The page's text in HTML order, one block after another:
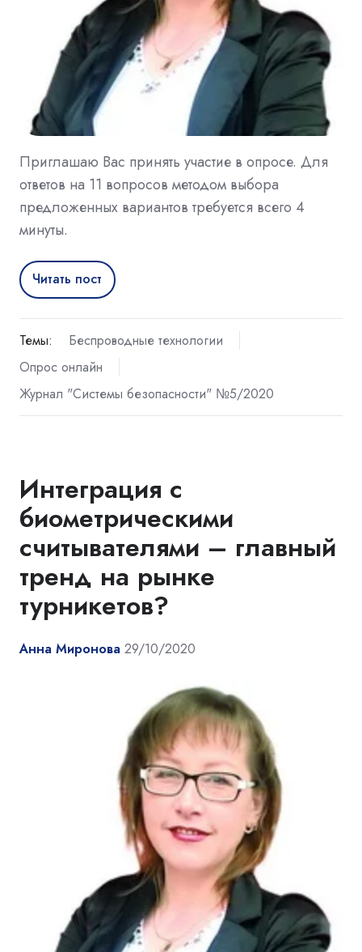
Приглашаю Вас принять участие в опросе. Для
ответов на 11 вопросов методом выбора
предложенных вариантов требуется всего 4
минуты.
Читать пост
Темы:
Беспроводные технологии
Опрос онлайн
Журнал "Системы безопасности" №5/2020
Интеграция с
биометрическими
считывателями – главный
тренд на рынке
турникетов?
Анна Миронова 29/10/2020